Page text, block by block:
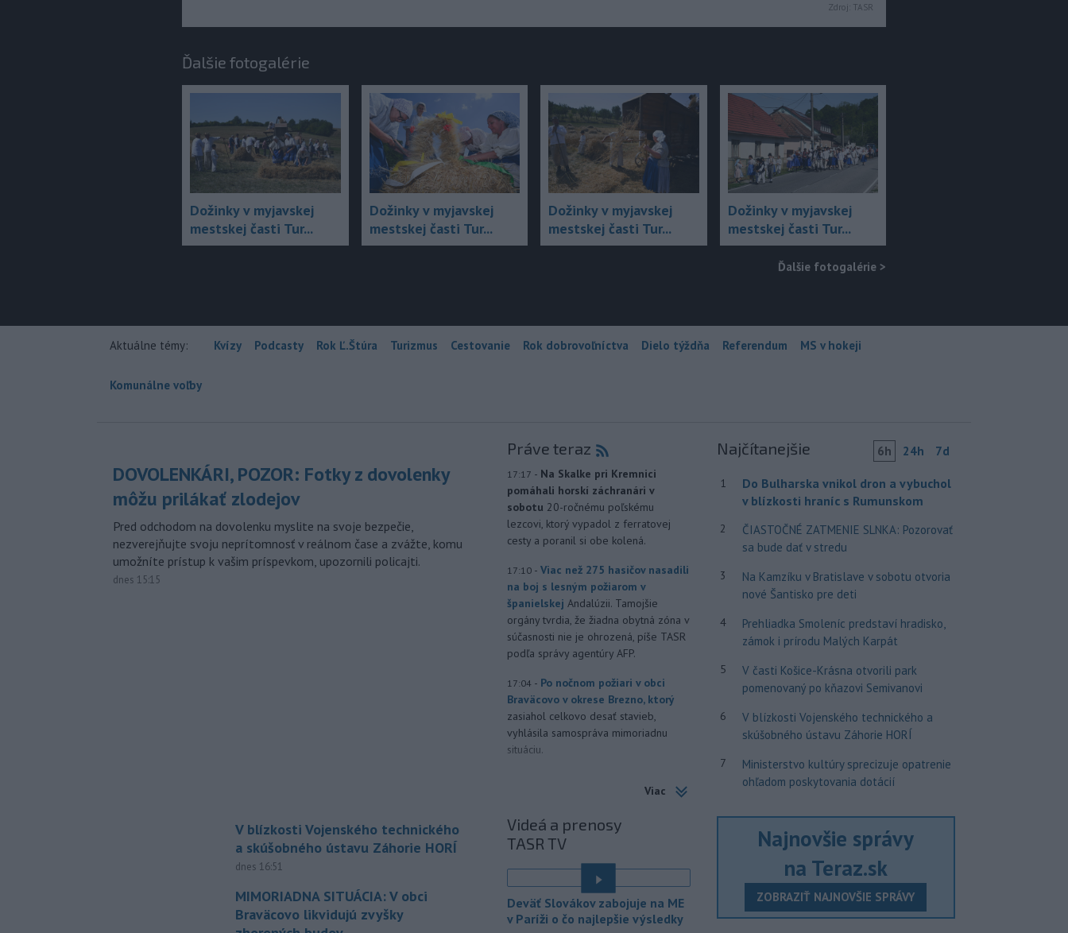
Zdroj: TASR
Ďalšie fotogalérie
Dožinky v myjavskej
mestskej časti Tur...
Dožinky v myjavskej
mestskej časti Tur...
Dožinky v myjavskej
mestskej časti Tur...
Dožinky v myjavskej
mestskej časti Tur...
Ďalšie fotogalérie >
Aktuálne témy: Kvízy Podcasty Rok Ľ.Štúra Turizmus Cestovanie Rok dobrovoľníctva Dielo týždňa Referendum MS v hokeji
Komunálne voľby
DOVOLENKÁRI, POZOR: Fotky z dovolenky
môžu prilákať zlodejov
Pred odchodom na dovolenku myslite na svoje bezpečie,
nezverejňujte svoju neprítomnosť v reálnom čase a zvážte, komu
umožníte prístup k vašim príspevkom, upozornili policajti.
dnes 15:15
V blízkosti Vojenského technického
a skúšobného ústavu Záhorie HORÍ
dnes 16:51
MIMORIADNA SITUÁCIA: V obci
Braväcovo likvidujú zvyšky
Práve teraz
17:17 - Na Skalke pri Kremnici
pomáhali horskí záchranári v
sobotu 20-ročnému poľskému
lezcovi, ktorý vypadol z ferratovej
cesty a poranil si obe kolená.
17:10 - Viac než 275 hasičov nasadili
na boj s lesným požiarom v
španielskej Andalúzii. Tamojšie
orgány tvrdia, že žiadna obytná zóna v
súčasnosti nie je ohrozená, píše TASR
podľa správy agentúry AFP.
17:04 - Po nočnom požiari v obci
Braväcovo v okrese Brezno, ktorý
zasiahol celkovo desať stavieb,
vyhlásila samospráva mimoriadnu
situáciu.
tvoria kolóny vozidiel v každom
Usmerňované sú bratislavskou
políciou.
V tesnej blízkosti
Vojenského technického a
skúšobného ústavu (VTSÚ) Záhorie
vypukol v sobotu popoludní lesný
Viac
Videá a prenosy
TASR TV
Deväť Slovákov zabojuje na ME
v Paríži o čo najlepšie výsledky
Najčítanejšie 6h 24h 7d
1
Do Bulharska vnikol dron a vybuchol
v blízkosti hraníc s Rumunskom
2
ČIASTOČNÉ ZATMENIE SLNKA: Pozorovať
sa bude dať v stredu
3
Na Kamzíku v Bratislave v sobotu otvoria
nové Šantisko pre deti
4
Prehliadka Smoleníc predstaví hradisko,
zámok i prírodu Malých Karpát
5
V časti Košice-Krásna otvorili park
pomenovaný po kňazovi Semivanovi
6
V blízkosti Vojenského technického a
skúšobného ústavu Záhorie HORÍ
7
Ministerstvo kultúry sprecizuje opatrenie
ohľadom poskytovania dotácií
Najnovšie správy
na Teraz.sk
ZOBRAZIŤ NAJNOVŠIE SPRÁVY